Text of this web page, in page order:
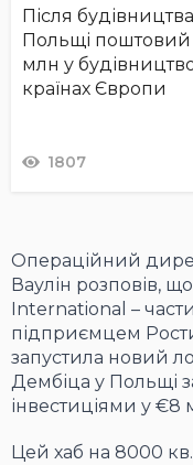
Після
Польщі поштовий
млн у
країнах Європи
1807
Операційний
Ваулін розповів,
International –
підприємцем
запустила новий
Дембіца у Польщі
інвестиціями у €8
Цей хаб на 8000